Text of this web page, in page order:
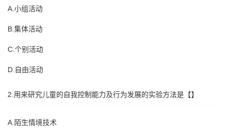
A.小组活动
B.集体活动
C.个别活动
D.自由活动
2.用来研究儿童的自我控制能力及行为发展的实验方法是【】
A.陌生情境技术